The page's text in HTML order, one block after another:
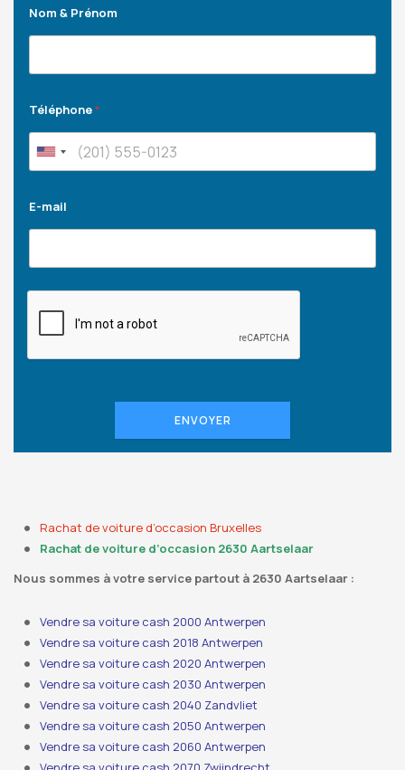
Nom & Prénom
Téléphone*
E-mail
ENVOYER
Rachat de voiture d’occasion Bruxelles
Rachat de voiture d’occasion 2630 Aartselaar
Nous sommes à votre service partout à 2630 Aartselaar :
Vendre sa voiture cash 2000 Antwerpen
Vendre sa voiture cash 2018 Antwerpen
Vendre sa voiture cash 2020 Antwerpen
Vendre sa voiture cash 2030 Antwerpen
Vendre sa voiture cash 2040 Zandvliet
Vendre sa voiture cash 2050 Antwerpen
Vendre sa voiture cash 2060 Antwerpen